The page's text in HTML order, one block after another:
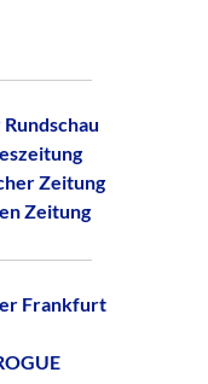
Zeitung
Zeitung
Frankfurt